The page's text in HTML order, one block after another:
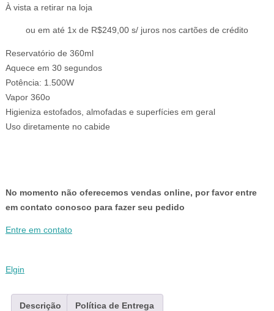
original
era:
atual
é:
À vista a retirar na loja
ou em até 1x de R$249,00 s/ juros nos cartões de crédito
Reservatório de 360ml
Aquece em 30 segundos
Potência: 1.500W
Vapor 360o
Higieniza estofados, almofadas e superfícies em geral
Uso diretamente no cabide
No momento não oferecemos vendas online, por favor entre
em contato conosco para fazer seu pedido
Entre em contato
Elgin
Descrição Política de Entrega